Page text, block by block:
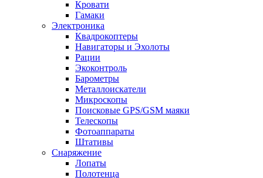
Кровати
Гамаки
Электроника
Квадрокоптеры
Навигаторы и Эхолоты
Рации
Экоконтроль
Барометры
Металлоискатели
Микроскопы
Поисковые GPS/GSM маяки
Телескопы
Фотоаппараты
Штативы
Снаряжение
Лопаты
Полотенца